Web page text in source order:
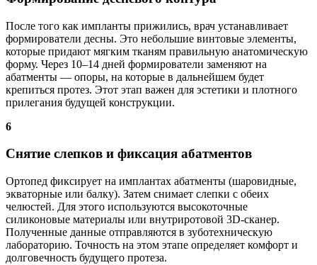
После того как импланты прижились, врач устанавливает
формирователи десны. Это небольшие винтовые элементы,
которые придают мягким тканям правильную анатомическую
форму. Через 10–14 дней формирователи заменяют на
абатменты — опоры, на которые в дальнейшем будет
крепиться протез. Этот этап важен для эстетики и плотного
прилегания будущей конструкции.
6
Снятие слепков и фиксация абатментов
Ортопед фиксирует на имплантах абатменты (шаровидные,
экваторные или балку). Затем снимает слепки с обеих
челюстей. Для этого используются высокоточные
силиконовые материалы или внутриротовой 3D-сканер.
Полученные данные отправляются в зуботехническую
лабораторию. Точность на этом этапе определяет комфорт и
долговечность будущего протеза.